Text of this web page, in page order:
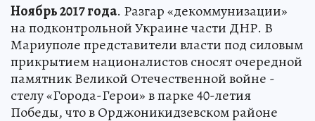
Ноябрь 2017 года. Разгар «декоммунизации»
на подконтрольной Украине части ДНР. В
Мариуполе представители власти под силовым
прикрытием националистов сносят очередной
памятник Великой Отечественной войне -
стелу «Города-Герои» в парке 40-летия
Победы, что в Орджоникидзевском районе